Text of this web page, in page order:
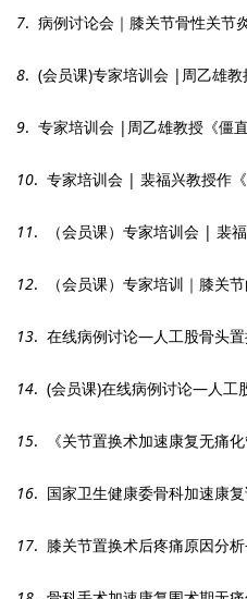
7. 病例讨论会｜膝关节骨性关节炎，内
8. (会员课)专家培训会 |周乙雄教授
9. 专家培训会 |周乙雄教授《僵
10. 专家培训会 | 裴福兴教授作《氨甲环
11. （会员课）专家培训会 | 裴福兴教授作《氨
12. （会员课）专家培训｜膝关
13. 在线病例讨论—人工股骨头
14. (会员课)在线病例讨论—人工股
15. 《关节置换术加速康复无痛
16. 国家卫生健康委骨科加速康复试点培训暨e起谈
17. 膝关节置换术后疼痛原因分